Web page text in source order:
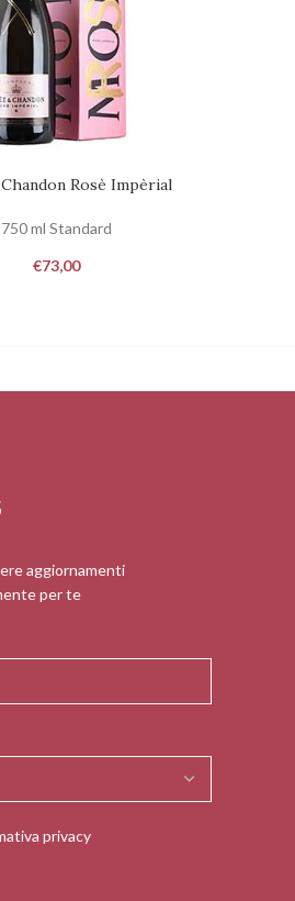
Rosè Impèrial
750 ml Standard
€73,00
aggiornamenti
per te
privacy